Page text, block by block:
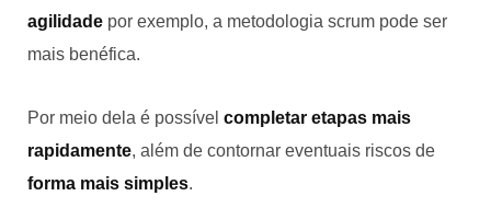
agilidade por exemplo, a metodologia scrum pode ser
mais benéfica.
Por meio dela é possível completar etapas mais
rapidamente, além de contornar eventuais riscos de
forma mais simples.